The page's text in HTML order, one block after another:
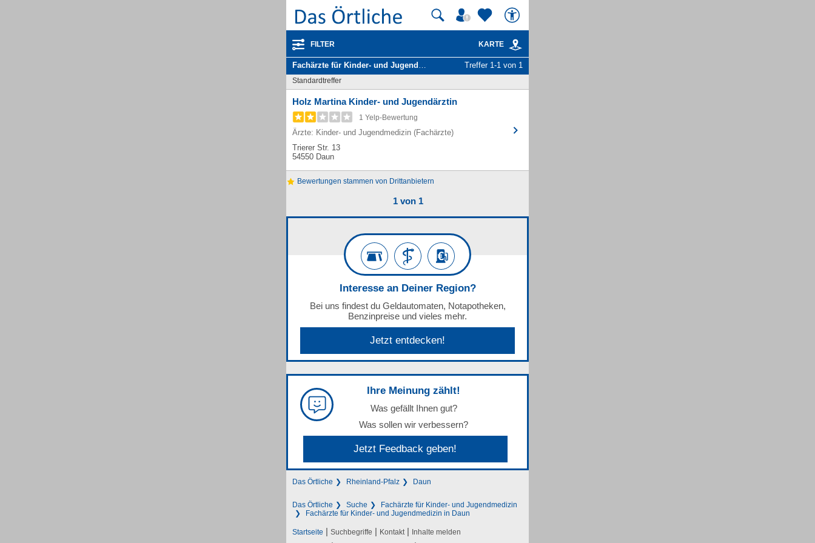
FILTER KARTE
Fachärzte für Kinder- und Jugendmedizin in DaunTreffer 1-1 von 1
Standardtreffer
Holz Martina Kinder- und Jugendärztin
1 Yelp-Bewertung
Ärzte: Kinder- und Jugendmedizin (Fachärzte)
Trierer Str. 13
54550 Daun
Bewertungen stammen von Drittanbietern
1 von 1
Interesse an Deiner Region?
Bei uns findest du Geldautomaten, Notapotheken,
Benzinpreise und vieles mehr.
Jetzt entdecken!
Ihre Meinung zählt!
Was gefällt Ihnen gut?
Was sollen wir verbessern?
Jetzt Feedback geben!
Das Örtliche Rheinland-Pfalz Daun
Das Örtliche Suche
Fachärzte für Kinder- und Jugendmedizin
Fachärzte für Kinder- und Jugendmedizin in Daun
Startseite | Suchbegriffe | Kontakt | Inhalte melden